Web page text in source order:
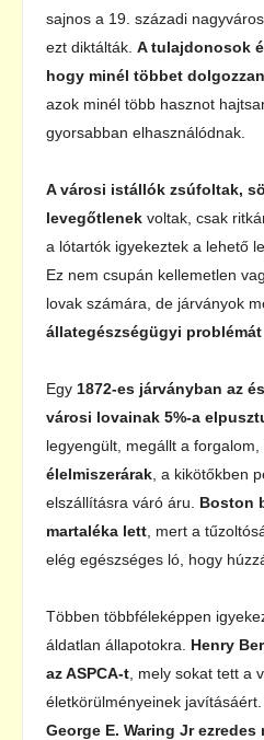
sajnos a 19. századi
ezt diktálták. A tulajdonosok
hogy minél többet
azok minél több hasznot
gyorsabban elhasználódnak.
A városi istállók zsúfoltak,
levegőtlenek voltak, csak
a lótartók igyekeztek a lehető
Ez nem csupán kellemetlen
lovak számára, de járványok
állategészségügyi
Egy 1872-es járványban az
városi lovainak 5%-a
legyengült, megállt a forgalom,
élelmiszerárak , a kikötőkben
elszállításra váró áru. Boston
martaléka lett , mert a
elég egészséges ló, hogy
Többen többféleképpen
áldatlan állapotokra. Henry
az ASPCA-t , mely sokat tett a
életkörülményeinek
George E. Waring Jr ezredes